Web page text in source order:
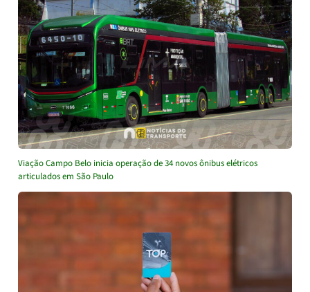
Viação Campo Belo inicia operação de 34 novos ônibus elétricos
articulados em São Paulo